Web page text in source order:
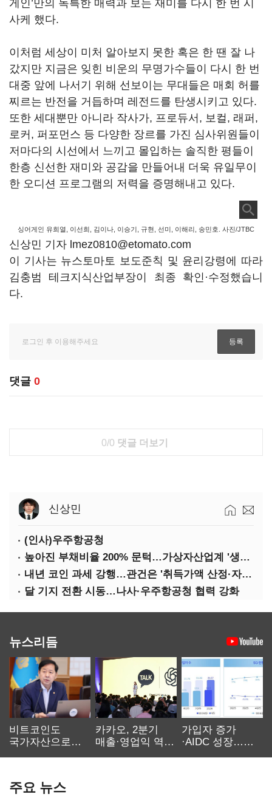
게인’만의 독특한 매력과 보는 재미를 다시 한 번 시
사케 했다.
이처럼 세상이 미처 알아보지 못한 혹은 한 땐 잘 나
갔지만 지금은 잊힌 비운의 무명가수들이 다시 한 번
대중 앞에 나서기 위해 선보이는 무대들은 매회 허를
찌르는 반전을 거듭하며 레전드를 탄생시키고 있다.
또한 세대뿐만 아니라 작사가, 프로듀서 , 보컬 , 래퍼 ,
로커 , 퍼포먼스 등 다양한 장르를 가진 심사위원들이
저마다의 시선에서 느끼고 몰입하는 솔직한 평들이
한층 신선한 재미와 공감을 만들어내 더욱 유일무이
한 오디션 프로그램의 저력을 증명해내고 있다.
싱어게인 유희열, 이선희, 김이나, 이승기, 규현, 선미, 이해리, 송민호. 사진/JTBC
신상민 기자 lmez0810@etomato.com
이 기사는 뉴스토마토 보도준칙 및 윤리강령에 따라
김충범 테크지식산업부장이 최종 확인·수정했습니
다.
댓글 0
0/0 댓글 더보기
신상민
(인사)우주항공청
높아진 부채비율 200% 문턱…가상자산업계 '생존 시험대'
내년 코인 과세 강행…관건은 '취득가액 산정·자산 이동'
달 기지 전환 시동…나사·우주항공청 협력 강화
뉴스리듬
비트코인도
국가자산으로…'
카카오, 2분기
매출·영업익 역대
가입자 증가
·AIDC 성장…
주요 뉴스